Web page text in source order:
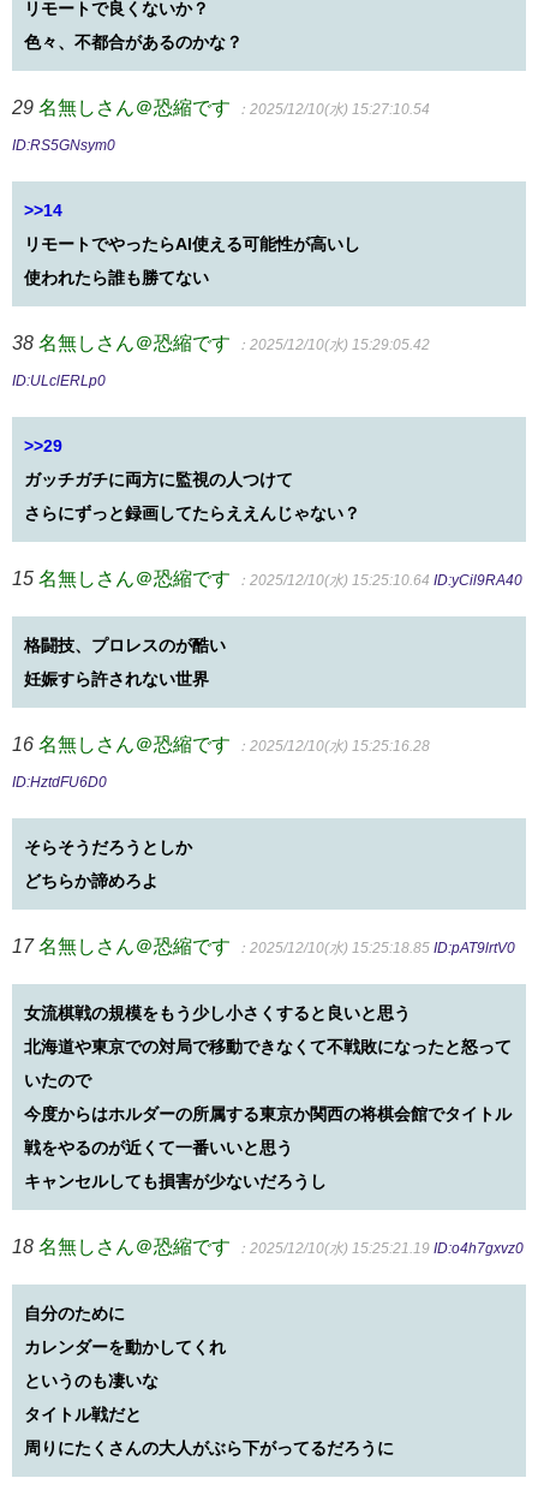
リモートで良くないか？
色々、不都合があるのかな？
29 名無しさん＠恐縮です ：2025/12/10(水) 15:27:10.54
ID:RS5GNsym0
>>14
リモートでやったらAI使える可能性が高いし
使われたら誰も勝てない
38 名無しさん＠恐縮です ：2025/12/10(水) 15:29:05.42
ID:ULclERLp0
>>29
ガッチガチに両方に監視の人つけて
さらにずっと録画してたらええんじゃない？
15 名無しさん＠恐縮です ：2025/12/10(水) 15:25:10.64 ID:yCil9RA40
格闘技、プロレスのが酷い
妊娠すら許されない世界
16 名無しさん＠恐縮です ：2025/12/10(水) 15:25:16.28
ID:HztdFU6D0
そらそうだろうとしか
どちらか諦めろよ
17 名無しさん＠恐縮です ：2025/12/10(水) 15:25:18.85 ID:pAT9lrtV0
女流棋戦の規模をもう少し小さくすると良いと思う
北海道や東京での対局で移動できなくて不戦敗になったと怒って
いたので
今度からはホルダーの所属する東京か関西の将棋会館でタイトル
戦をやるのが近くて一番いいと思う
キャンセルしても損害が少ないだろうし
18 名無しさん＠恐縮です ：2025/12/10(水) 15:25:21.19 ID:o4h7gxvz0
自分のために
カレンダーを動かしてくれ
というのも凄いな
タイトル戦だと
周りにたくさんの大人がぶら下がってるだろうに